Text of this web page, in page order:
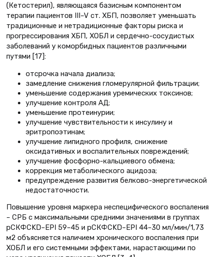
(Кетостерил), являющаяся базисным компонентом
терапии пациентов III–V ст. ХБП, позволяет уменьшать
традиционные и нетрадиционные факторы риска и
прогрессирования ХБП, ХОБЛ и сердечно-сосудистых
заболеваний у коморбидных пациентов различными
путями [17]:
отсрочка начала диализа;
замедление снижения гломерулярной фильтрации;
уменьшение содержания уремических токсинов;
улучшение контроля АД;
уменьшение протеинурии;
улучшение чувствительности к инсулину и
эритропоэтинам;
улучшение липидного профиля, снижение
оксидативных и воспалительных повреждений;
улучшение фосфорно-кальциевого обмена;
коррекция метаболического ацидоза;
предупреждение развития белково-энергетической
недостаточности.
Повышение уровня маркера неспецифического воспаления
– СРБ с максимальными средними значениями в группах
рСКФCKD–EPI 59–45 и рСКФCKD–EPI 44–30 мл/мин/1,73
м2 объясняется наличием хронического воспаления при
ХОБЛ и его системными эффектами, нарастающими по